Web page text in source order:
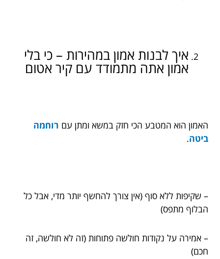
איך לבנות אמון במהירות – כי בלי
אמון אתה מתמודד עם קיר אטום
האמון הוא המטבע הכי חזק במשא ומתן עם רוחמה
ביטה.
– שקיפות ללא סוף (אין צורך להחשף יותר מדי, אבל כל
הבלוף מתפס)
– אמירה על נקודות חולשה פתוחות (זה לא חולשה, זה
חכם)